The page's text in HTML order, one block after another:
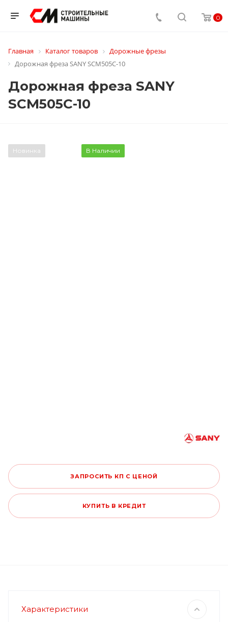
0
Главная Каталог товаров
Дорожные фрезы
Дорожная фреза SANY SCM505C-10
Дорожная фреза SANY
SCM505C-10
ЗАПРОСИТЬ КП С ЦЕНОЙ
КУПИТЬ В КРЕДИТ
Новинка В Наличии
Характеристики